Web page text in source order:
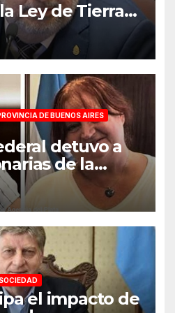
Ley de Tierras:
el país»
DE BUENOS AIRES
detuvo a
de la
por la
SOCIEDAD
el impacto de